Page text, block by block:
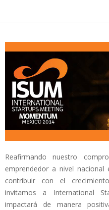
Reafirmando nuestro
emprendedor a nivel
contribuir con el
invitamos a International
impactará de manera